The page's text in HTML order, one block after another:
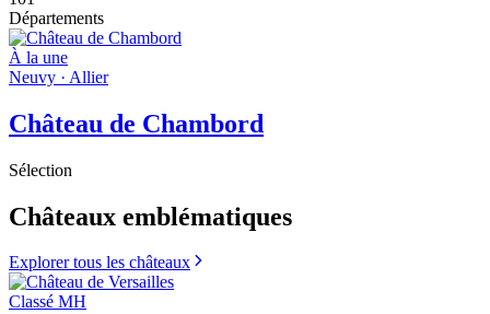
Départements
À la une
Neuvy · Allier
Château de Chambord
Sélection
Châteaux emblématiques
Explorer tous les châteaux
Classé MH